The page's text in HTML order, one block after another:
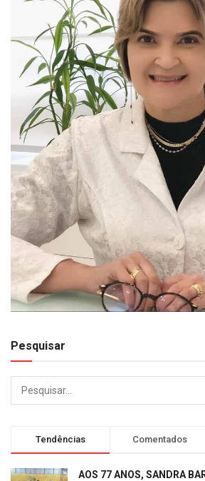
Pesquisar
Tendências Comentados
AOS 77 ANOS, SANDRA